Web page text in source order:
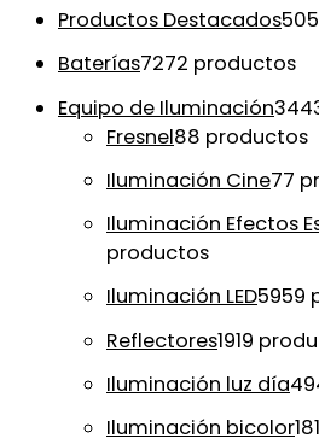
Productos Destacados50
Baterías7272 productos
Equipo de Iluminación344
Fresnel88 productos
Iluminación Cine77
Iluminación Efectos
productos
Iluminación LED5959
Reflectores1919
Iluminación luz día49
Iluminación bicolor18